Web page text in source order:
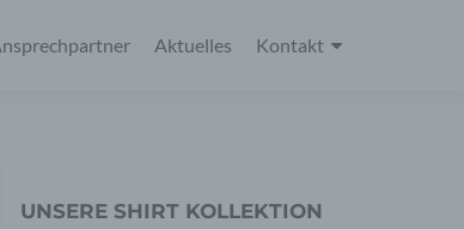
Aktuelles Kontakt
UNSERE SHIRT KOLLEKTION